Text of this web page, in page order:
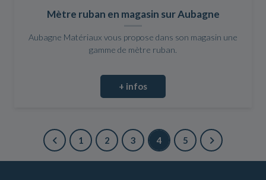
Mètre ruban en magasin sur Aubagne
Aubagne Matériaux vous propose dans son magasin une
gamme de mètre ruban.
+ infos
1 2 3 4 5